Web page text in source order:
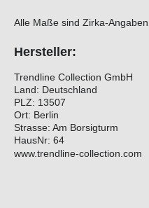
Alle Maße sind Zirka-Angaben
Hersteller:
Trendline Collection GmbH
Land: Deutschland
PLZ: 13507
Ort: Berlin
Strasse: Am Borsigturm
HausNr: 64
www.trendline-collection.com